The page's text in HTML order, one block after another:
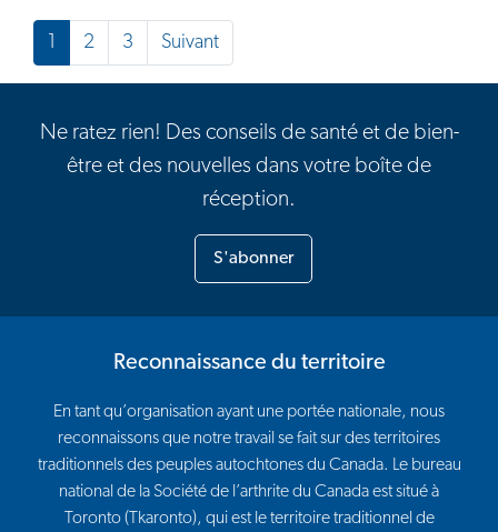
Posts navigation
1 2 3 Suivant
Ne ratez rien! Des conseils de santé et de bien-
être et des nouvelles dans votre boîte de
réception.
S'abonner
Reconnaissance du territoire
En tant qu’organisation ayant une portée nationale, nous
reconnaissons que notre travail se fait sur des territoires
traditionnels des peuples autochtones du Canada. Le bureau
national de la Société de l’arthrite du Canada est situé à
Toronto (Tkaronto), qui est le territoire traditionnel de